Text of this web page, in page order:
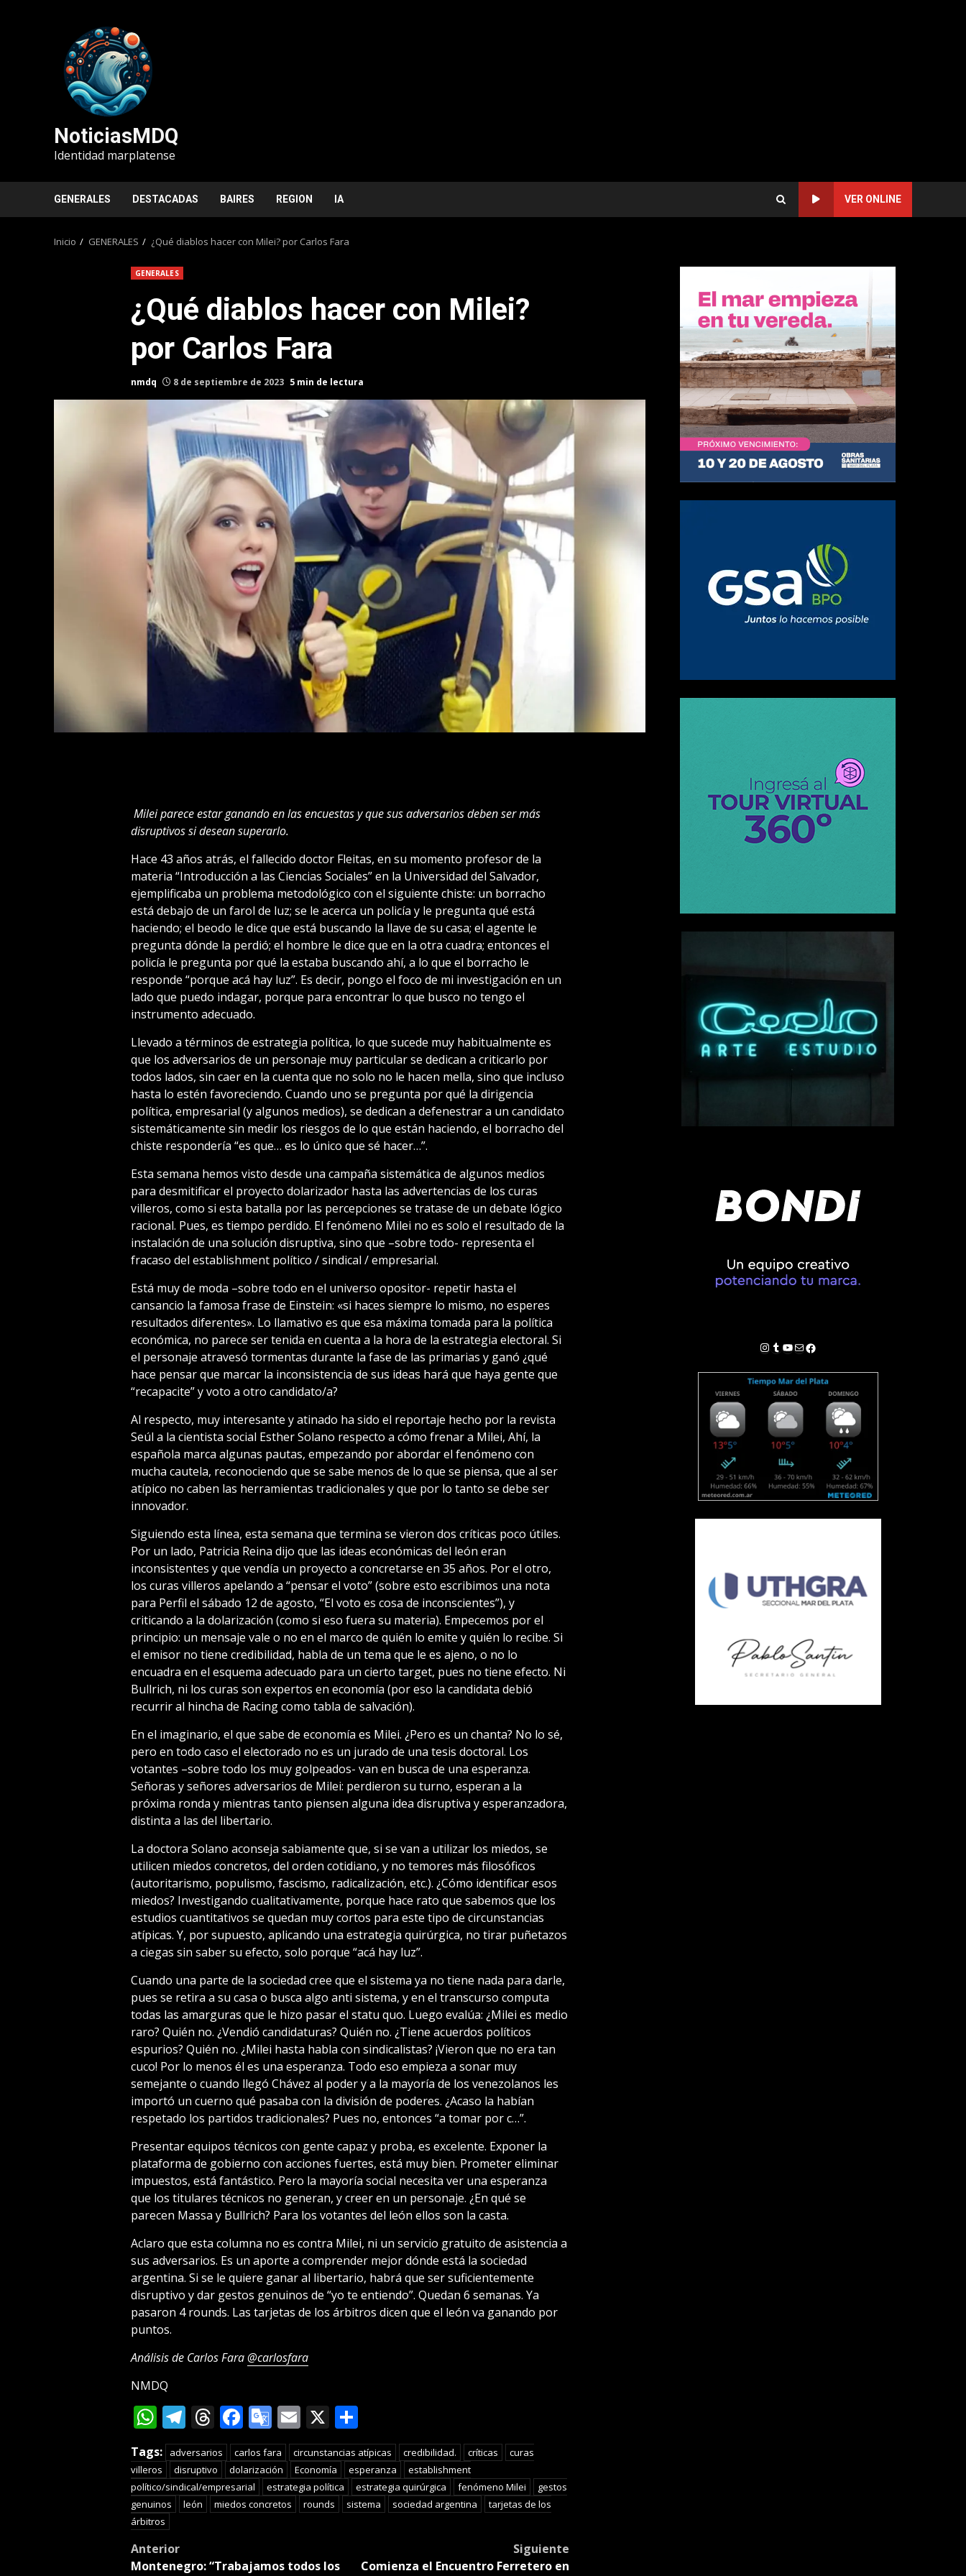
NoticiasMDQ
Identidad marplatense
GENERALES DESTACADAS BAIRES REGION IA VER ONLINE
Inicio GENERALES ¿Qué diablos hacer con Milei? por Carlos Fara
GENERALES
¿Qué diablos hacer con Milei?
por Carlos Fara
nmdq 8 de septiembre de 2023 5 min de lectura
Milei parece estar ganando en las encuestas y que sus adversarios deben ser más
disruptivos si desean superarlo.
Hace 43 años atrás, el fallecido doctor Fleitas, en su momento profesor de la
materia “Introducción a las Ciencias Sociales” en la Universidad del Salvador,
ejemplificaba un problema metodológico con el siguiente chiste: un borracho
está debajo de un farol de luz; se le acerca un policía y le pregunta qué está
haciendo; el beodo le dice que está buscando la llave de su casa; el agente le
pregunta dónde la perdió; el hombre le dice que en la otra cuadra; entonces el
policía le pregunta por qué la estaba buscando ahí, a lo que el borracho le
responde “porque acá hay luz”. Es decir, pongo el foco de mi investigación en un
lado que puedo indagar, porque para encontrar lo que busco no tengo el
instrumento adecuado.
Llevado a términos de estrategia política, lo que sucede muy habitualmente es
que los adversarios de un personaje muy particular se dedican a criticarlo por
todos lados, sin caer en la cuenta que no solo no le hacen mella, sino que incluso
hasta lo estén favoreciendo. Cuando uno se pregunta por qué la dirigencia
política, empresarial (y algunos medios), se dedican a defenestrar a un candidato
sistemáticamente sin medir los riesgos de lo que están haciendo, el borracho del
chiste respondería “es que… es lo único que sé hacer…”.
Esta semana hemos visto desde una campaña sistemática de algunos medios
para desmitificar el proyecto dolarizador hasta las advertencias de los curas
villeros, como si esta batalla por las percepciones se tratase de un debate lógico
racional. Pues, es tiempo perdido. El fenómeno Milei no es solo el resultado de la
instalación de una solución disruptiva, sino que –sobre todo- representa el
fracaso del establishment político / sindical / empresarial.
Está muy de moda –sobre todo en el universo opositor- repetir hasta el
cansancio la famosa frase de Einstein: «si haces siempre lo mismo, no esperes
resultados diferentes». Lo llamativo es que esa máxima tomada para la política
económica, no parece ser tenida en cuenta a la hora de la estrategia electoral. Si
el personaje atravesó tormentas durante la fase de las primarias y ganó ¿qué
hace pensar que marcar la inconsistencia de sus ideas hará que haya gente que
“recapacite” y voto a otro candidato/a?
Al respecto, muy interesante y atinado ha sido el reportaje hecho por la revista
Seúl a la cientista social Esther Solano respecto a cómo frenar a Milei, Ahí, la
española marca algunas pautas, empezando por abordar el fenómeno con
mucha cautela, reconociendo que se sabe menos de lo que se piensa, que al ser
atípico no caben las herramientas tradicionales y que por lo tanto se debe ser
innovador.
Siguiendo esta línea, esta semana que termina se vieron dos críticas poco útiles.
Por un lado, Patricia Reina dijo que las ideas económicas del león eran
inconsistentes y que vendía un proyecto a concretarse en 35 años. Por el otro,
los curas villeros apelando a “pensar el voto” (sobre esto escribimos una nota
para Perfil el sábado 12 de agosto, “El voto es cosa de inconscientes”), y
criticando a la dolarización (como si eso fuera su materia). Empecemos por el
principio: un mensaje vale o no en el marco de quién lo emite y quién lo recibe. Si
el emisor no tiene credibilidad, habla de un tema que le es ajeno, o no lo
encuadra en el esquema adecuado para un cierto target, pues no tiene efecto. Ni
Bullrich, ni los curas son expertos en economía (por eso la candidata debió
recurrir al hincha de Racing como tabla de salvación).
En el imaginario, el que sabe de economía es Milei. ¿Pero es un chanta? No lo sé,
pero en todo caso el electorado no es un jurado de una tesis doctoral. Los
votantes –sobre todo los muy golpeados- van en busca de una esperanza.
Señoras y señores adversarios de Milei: perdieron su turno, esperan a la
próxima ronda y mientras tanto piensen alguna idea disruptiva y esperanzadora,
distinta a las del libertario.
La doctora Solano aconseja sabiamente que, si se van a utilizar los miedos, se
utilicen miedos concretos, del orden cotidiano, y no temores más filosóficos
(autoritarismo, populismo, fascismo, radicalización, etc.). ¿Cómo identificar esos
miedos? Investigando cualitativamente, porque hace rato que sabemos que los
estudios cuantitativos se quedan muy cortos para este tipo de circunstancias
atípicas. Y, por supuesto, aplicando una estrategia quirúrgica, no tirar puñetazos
a ciegas sin saber su efecto, solo porque “acá hay luz”.
Cuando una parte de la sociedad cree que el sistema ya no tiene nada para darle,
pues se retira a su casa o busca algo anti sistema, y en el transcurso computa
todas las amarguras que le hizo pasar el statu quo. Luego evalúa: ¿Milei es medio
raro? Quién no. ¿Vendió candidaturas? Quién no. ¿Tiene acuerdos políticos
espurios? Quién no. ¿Milei hasta habla con sindicalistas? ¡Vieron que no era tan
cuco! Por lo menos él es una esperanza. Todo eso empieza a sonar muy
semejante o cuando llegó Chávez al poder y a la mayoría de los venezolanos les
importó un cuerno qué pasaba con la división de poderes. ¿Acaso la habían
respetado los partidos tradicionales? Pues no, entonces “a tomar por c…”.
Presentar equipos técnicos con gente capaz y proba, es excelente. Exponer la
plataforma de gobierno con acciones fuertes, está muy bien. Prometer eliminar
impuestos, está fantástico. Pero la mayoría social necesita ver una esperanza
que los titulares técnicos no generan, y creer en un personaje. ¿En qué se
parecen Massa y Bullrich? Para los votantes del león ellos son la casta.
Aclaro que esta columna no es contra Milei, ni un servicio gratuito de asistencia a
sus adversarios. Es un aporte a comprender mejor dónde está la sociedad
argentina. Si se le quiere ganar al libertario, habrá que ser suficientemente
disruptivo y dar gestos genuinos de “yo te entiendo”. Quedan 6 semanas. Ya
pasaron 4 rounds. Las tarjetas de los árbitros dicen que el león va ganando por
puntos.
Análisis de Carlos Fara@carlosfara
NMDQ
WhatsApp
Telegram
Threads
Facebook
Google
Translate
Email
X Compartir
Tags: adversarios carlos fara circunstancias atípicas credibilidad. críticas
curas
villeros
disruptivo dolarización Economía esperanza
establishment
político/sindical/empresarial
estrategia política estrategia quirúrgica fenómeno Milei
gestos
genuinos
león miedos concretos rounds sistema sociedad argentina
tarjetas de los
árbitros
Post
Anterior
Montenegro: “Trabajamos todos los
Siguiente
Comienza el Encuentro Ferretero en
Instagram
Tumblr
YouTube
Correo electrónico
Facebook